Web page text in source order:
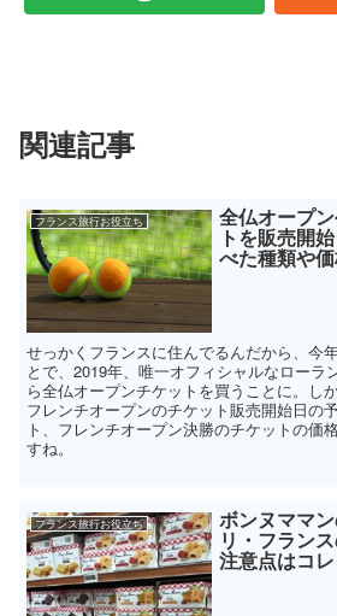
ン
)
関連記事
フランス旅行お役立ち 全仏オープ
トを販売開
べた種類や
せっかくフランスに住んでるんだから、今
とで、2019年、唯一オフィシャルなローラ
ら全仏オープンチケットを買うことに。し
フレンチオープンのチケット販売開始日の
ト、フレンチオープン決勝のチケットの価
すね。
フランス旅行お役立ち ボンヌママ
リ・フラン
注意点はコレ